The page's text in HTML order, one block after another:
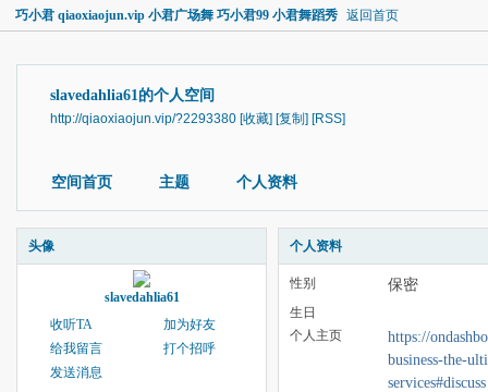
巧小君 qiaoxiaojun.vip 小君广场舞 巧小君99 小君舞蹈秀 返回首页
slavedahlia61的个人空间
http://qiaoxiaojun.vip/?2293380 [收藏] [复制] [RSS]
空间首页 主题 个人资料
头像
slavedahlia61
收听TA
加为好友
给我留言
打个招呼
发送消息
个人资料
性别 保密
生日
个人主页
https://
business-the-
services#discuss